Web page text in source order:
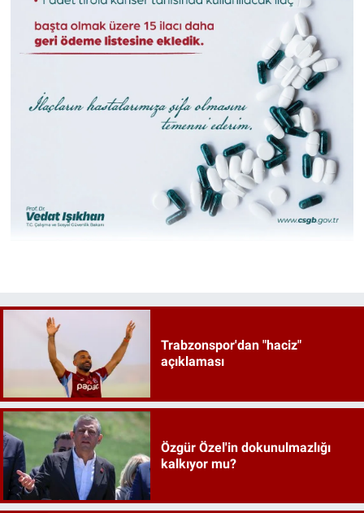
Trabzonspor'dan "haciz"
açıklaması
Özgür Özel'in dokunulmazlığı
kalkıyor mu?